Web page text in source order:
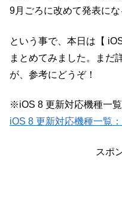
9月ごろに改めて発表にな
という事で、本日は【
まとめてみました。まだ
が、参考にどうぞ！
※iOS 8 更新対応機種一
iOS 8 更新対応機種一覧
スポ